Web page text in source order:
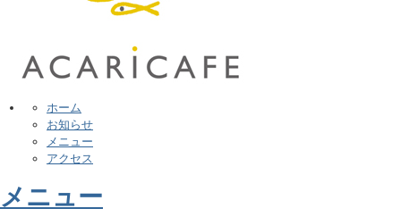
ホーム
お知らせ
メニュー
アクセス
メニュー